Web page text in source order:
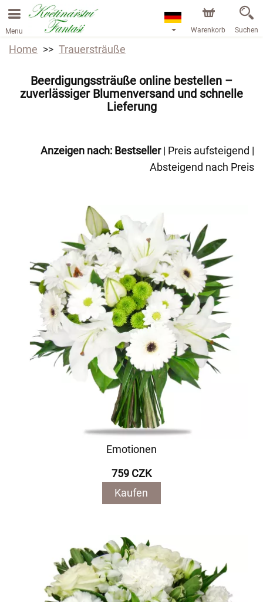
Menu Warenkorb Suchen
Home Trauersträuße
Beerdigungssträuße online bestellen –
zuverlässiger Blumenversand und schnelle
Lieferung
Anzeigen nach: Bestseller| Preis aufsteigend |
Absteigend nach Preis
Emotionen
759 CZK
Kaufen